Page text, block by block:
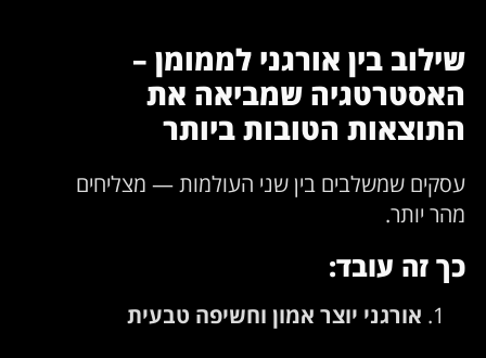
שילוב בין אורגני לממומן –
האסטרטגיה שמביאה את
התוצאות הטובות ביותר
עסקים שמשלבים בין שני העולמות — מצליחים
מהר יותר.
כך זה עובד:
אורגני יוצר אמון וחשיפה טבעית